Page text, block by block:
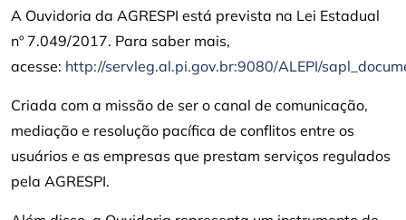
A Ouvidoria da AGRESPI está prevista na Lei Estadual
nº 7.049/2017. Para saber mais,
acesse: http://servleg.al.pi.gov.br:9080/ALEPI/
Criada com a missão de ser o canal de comunicação,
mediação e resolução pacífica de conflitos entre os
usuários e as empresas que prestam serviços regulados
pela AGRESPI.